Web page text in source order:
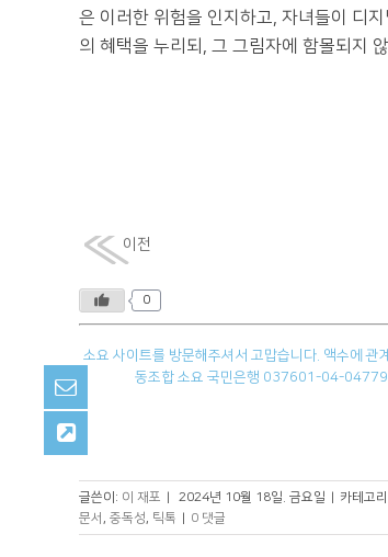
은 이러한 위험을 인지하고, 자녀들이 디
의 혜택을 누리되, 그 그림자에 함몰되지
이전
0
소요 사이트를 방문해주셔서 고맙습니다. 액수에 관
동조합 소요 국민은행 037601-04-
글쓴이: 이 재포 2024년 10월 18일. 금요일 카테고
문서 , 중독성, 틱톡 0 댓글